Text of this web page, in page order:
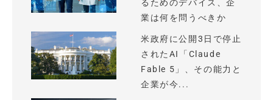
るためのデバイス、企
業は何を問うべきか
米政府に公開3日で停止
されたAI「Claude
Fable 5」、その能力と
企業が今...